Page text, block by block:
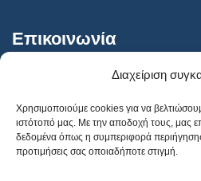
Διαχείριση
Χρησιμοποιούμε cookies για να
ιστότοπό μας. Με την αποδοχή τους, μας
δεδομένα όπως η συμπεριφορά
προτιμήσεις σας οποιαδήποτε στιγμή.
Επικοινωνία
AthensVision Μαρούσι
AthensVision Πειραιά